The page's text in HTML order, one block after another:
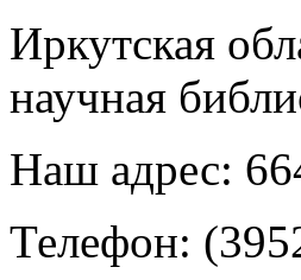
Иркутская
научная
Наш адрес:
Телефон: